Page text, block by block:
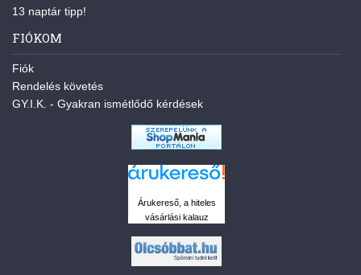
13 naptár tipp!
FIÓKOM
Fiók
Rendelés követés
GY.I.K. - Gyakran ismétlődő kérdések
Árukereső, a hiteles
vásárlási kalauz